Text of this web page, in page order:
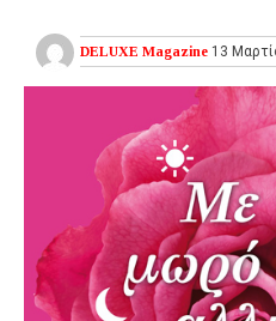
DELUXE Magazine 13